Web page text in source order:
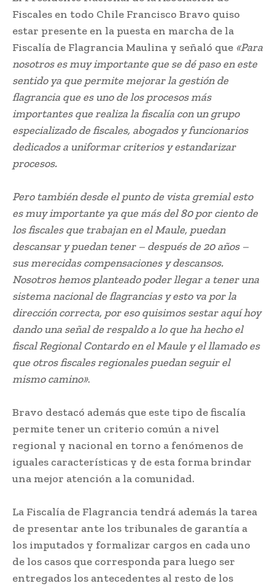
Fiscales en todo Chile Francisco Bravo quiso
estar presente en la puesta en marcha de la
Fiscalía de Flagrancia Maulina y señaló que «Para
nosotros es muy importante que se dé paso en este
sentido ya que permite mejorar la gestión de
flagrancia que es uno de los procesos más
importantes que realiza la fiscalía con un grupo
especializado de fiscales, abogados y funcionarios
dedicados a uniformar criterios y estandarizar
procesos.
Pero también desde el punto de vista gremial esto
es muy importante ya que más del 80 por ciento de
los fiscales que trabajan en el Maule, puedan
descansar y puedan tener – después de 20 años –
sus merecidas compensaciones y descansos.
Nosotros hemos planteado poder llegar a tener una
sistema nacional de flagrancias y esto va por la
dirección correcta, por eso quisimos sestar aquí hoy
dando una señal de respaldo a lo que ha hecho el
fiscal Regional Contardo en el Maule y el llamado es
que otros fiscales regionales puedan seguir el
mismo camino».
Bravo destacó además que este tipo de fiscalía
permite tener un criterio común a nivel
regional y nacional en torno a fenómenos de
iguales características y de esta forma brindar
una mejor atención a la comunidad.
La Fiscalía de Flagrancia tendrá además la tarea
de presentar ante los tribunales de garantía a
los imputados y formalizar cargos en cada uno
de los casos que corresponda para luego ser
entregados los antecedentes al resto de los